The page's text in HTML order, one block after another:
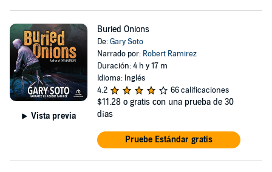
Vista previa
Buried Onions
De:Gary Soto
Narrado por: Robert Ramirez
Duración: 4 h y 17 m
Idioma: Inglés
4.2
66 calificaciones
$11.28 o gratis con una prueba de 30
días
Pruebe Estándar gratis